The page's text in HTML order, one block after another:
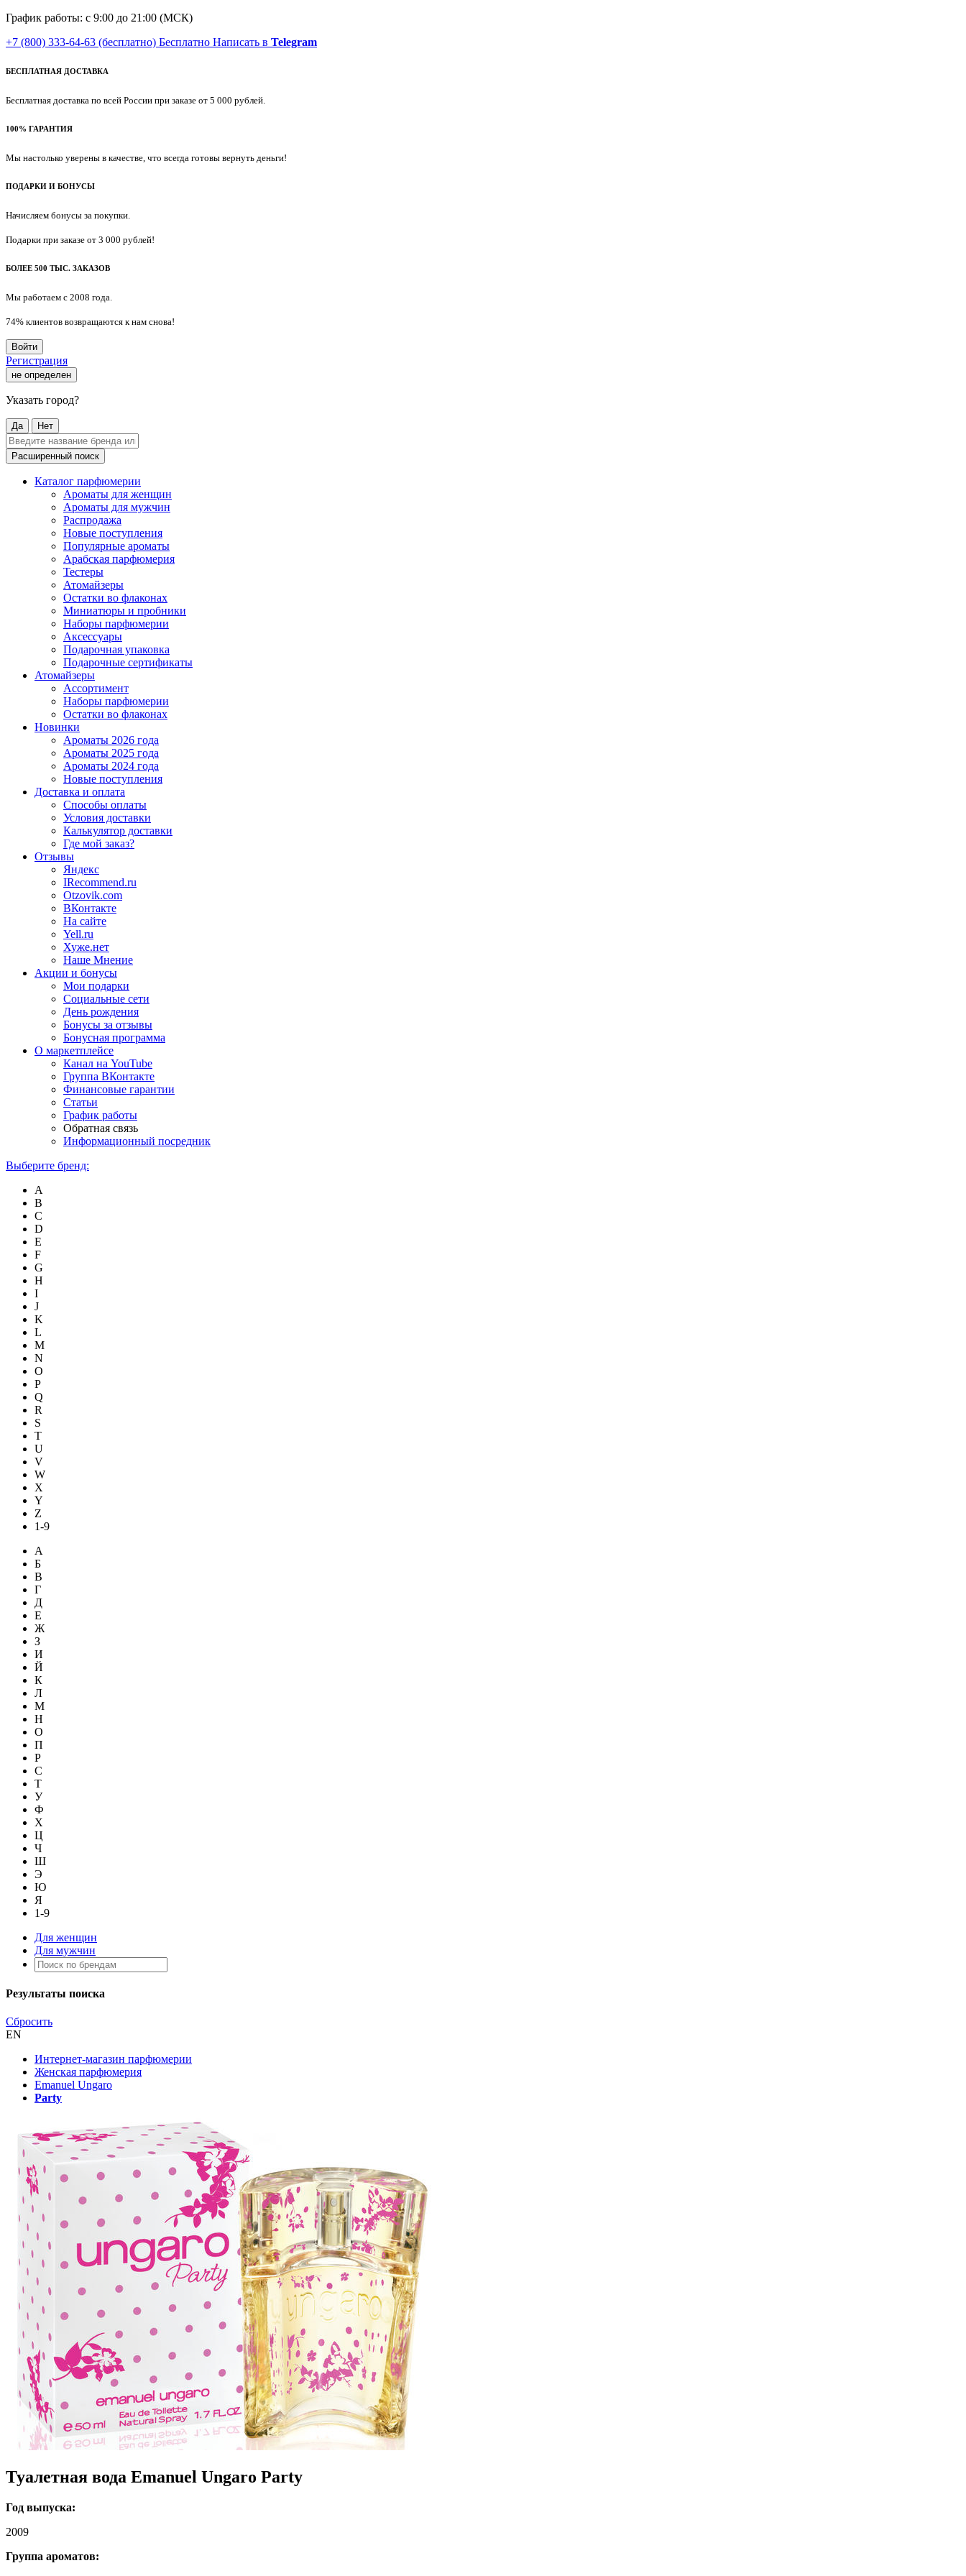
График работы: с 9:00 до 21:00 (МСК)
+7 (800) 333-64-63 (бесплатно) Бесплатно Написать в Telegram
БЕСПЛАТНАЯ ДОСТАВКА
Бесплатная доставка по всей России при заказе от 5 000 рублей.
100% ГАРАНТИЯ
Мы настолько уверены в качестве, что всегда готовы вернуть деньги!
ПОДАРКИ И БОНУСЫ
Начисляем бонусы за покупки.
Подарки при заказе от 3 000 рублей!
БОЛЕЕ 500 ТЫС. ЗАКАЗОВ
Мы работаем с 2008 года.
74% клиентов возвращаются к нам снова!
Войти
Регистрация
не определен
Указать город?
Да Нет
Расширенный поиск
Каталог парфюмерии
Ароматы для женщин
Ароматы для мужчин
Распродажа
Новые поступления
Популярные ароматы
Арабская парфюмерия
Тестеры
Атомайзеры
Остатки во флаконах
Миниатюры и пробники
Наборы парфюмерии
Аксессуары
Подарочная упаковка
Подарочные сертификаты
Атомайзеры
Ассортимент
Наборы парфюмерии
Остатки во флаконах
Новинки
Ароматы 2026 года
Ароматы 2025 года
Ароматы 2024 года
Новые поступления
Доставка и оплата
Способы оплаты
Условия доставки
Калькулятор доставки
Где мой заказ?
Отзывы
Яндекс
IRecommend.ru
Otzovik.com
ВКонтакте
На сайте
Yell.ru
Хуже.нет
Наше Мнение
Акции и бонусы
Мои подарки
Социальные сети
День рождения
Бонусы за отзывы
Бонусная программа
О маркетплейсе
Канал на YouTube
Группа ВКонтакте
Финансовые гарантии
Статьи
График работы
Обратная связь
Информационный посредник
Выберите бренд:
A
B
C
D
E
F
G
H
I
J
K
L
M
N
O
P
Q
R
S
T
U
V
W
X
Y
Z
1-9
А
Б
В
Г
Д
Е
Ж
З
И
Й
К
Л
М
Н
О
П
Р
С
Т
У
Ф
Х
Ц
Ч
Ш
Э
Ю
Я
1-9
Для женщин
Для мужчин
Результаты поиска
Сбросить
EN
Интернет-магазин парфюмерии
Женская парфюмерия
Emanuel Ungaro
Party
Туалетная вода Emanuel Ungaro Party
Год выпуска:
2009
Группа ароматов: